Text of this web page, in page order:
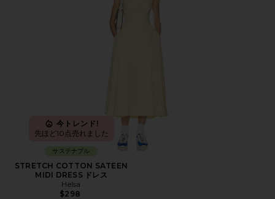
今トレンド!
先ほど10点売れました
サステナブル
STRETCH COTTON SATEEN
MIDI DRESS ドレス
Helsa
$298